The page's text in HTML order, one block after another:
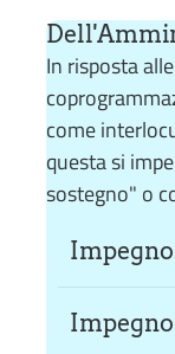
In risposta
come
questa si
sostegno" o
Impegno
Impegno